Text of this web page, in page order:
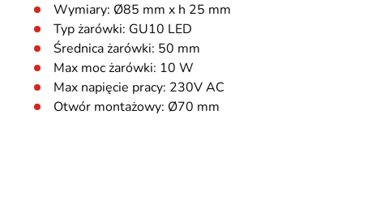
Wymiary: Ø85 mm x h 25 mm
Typ żarówki: GU10 LED
Średnica żarówki: 50 mm
Max moc żarówki: 10 W
Max napięcie pracy: 230V AC
Otwór montażowy: Ø70 mm